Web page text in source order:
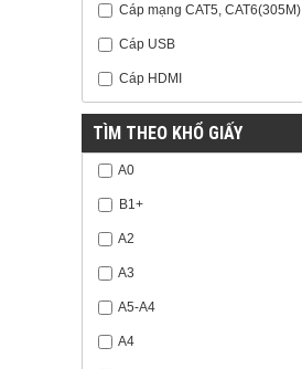
Cáp mạng CAT5, CAT6(305M)
Cáp USB
Cáp HDMI
TÌM THEO KHỔ GIẤY
A0
B1+
A2
A3
A5-A4
A4